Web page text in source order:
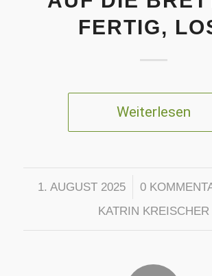
FERTIG,
Weiterlesen
1. AUGUST 2025
/ 0 /
KATRIN KREISCHER